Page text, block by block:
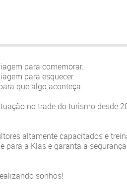
para comemorar.
para esquecer.
que algo aconteça.
no trade do turismo desde
altamente capacitados e
para a Klas e garanta a
sonhos!